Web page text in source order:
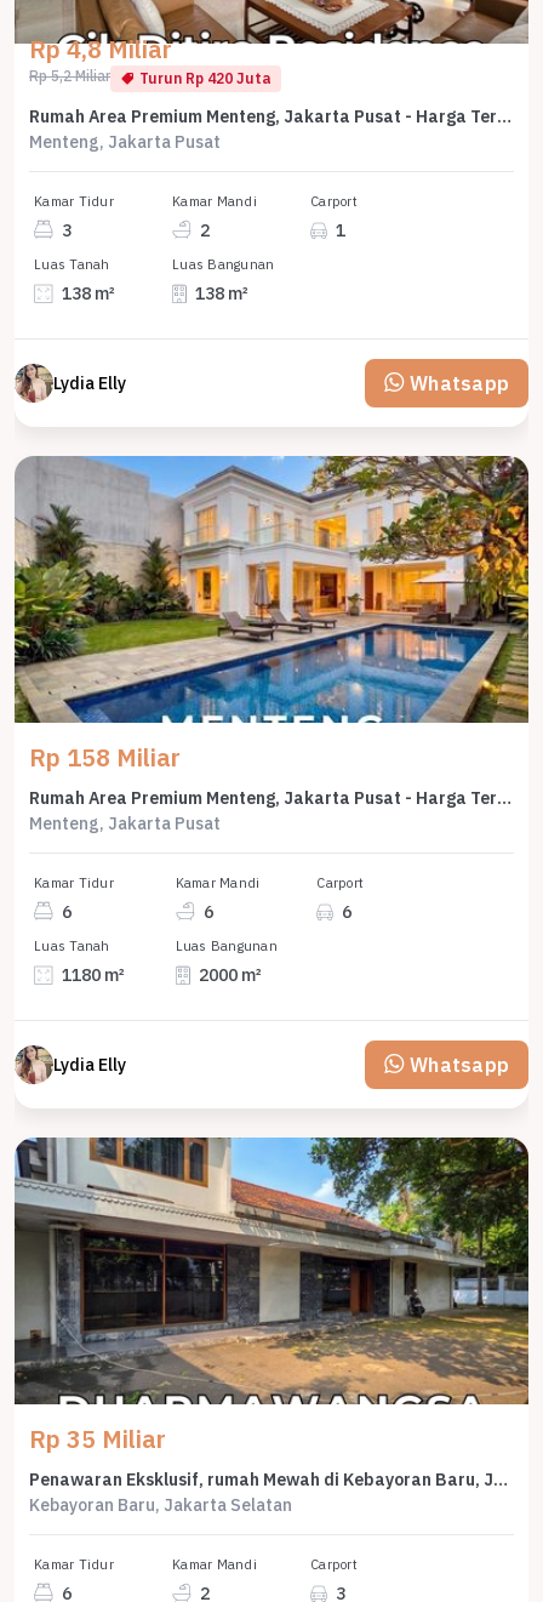
Rp 4,8 Miliar
Rp 5,2 Miliar Turun Rp 420 Juta
Rumah Area Premium Menteng, Jakarta Pusat - Harga Terbaik 4,8 Miliar
Menteng, Jakarta Pusat
Kamar Tidur
3
Kamar Mandi
2
Carport
1
Luas Tanah
138 m²
Luas Bangunan
138 m²
Lydia Elly Whatsapp
Rp 158 Miliar
Rumah Area Premium Menteng, Jakarta Pusat - Harga Terbaik 158 Miliar
Menteng, Jakarta Pusat
Kamar Tidur
6
Kamar Mandi
6
Carport
6
Luas Tanah
1180 m²
Luas Bangunan
2000 m²
Lydia Elly Whatsapp
Rp 35 Miliar
Penawaran Eksklusif, rumah Mewah di Kebayoran Baru, Jakarta Selatan, LB 464m²
Kebayoran Baru, Jakarta Selatan
Kamar Tidur
6
Kamar Mandi
2
Carport
3